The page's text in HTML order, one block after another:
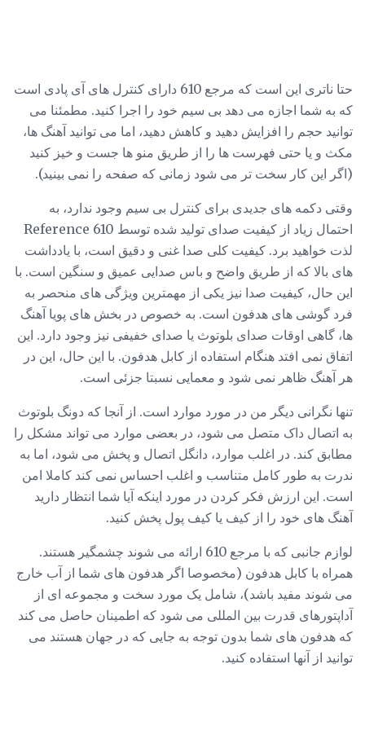
حتا ناتری این است که مرجع 610 دارای کنترل های آی پادی است
که به شما اجازه می دهد بی سیم خود را اجرا کنید. مطمئنا می
توانید حجم را افزایش دهید و کاهش دهید، اما می توانید آهنگ ها،
مکث و یا حتی فهرست ها را از طریق منو ها جست و خیز کنید
(اگر این کار سخت تر می شود زمانی که صفحه را نمی بینید).
وقتی دکمه های جدیدی برای کنترل بی سیم وجود ندارد، به
احتمال زیاد از کیفیت صدای تولید شده توسط Reference 610
لذت خواهید برد. کیفیت کلی صدا غنی و دقیق است، با یادداشت
های بالا که از طریق واضح و باس صدایی عمیق و سنگین است. با
این حال، کیفیت صدا نیز یکی از مهمترین ویژگی های منحصر به
فرد گوشی های هدفون است. به خصوص در بخش های پویا آهنگ
ها، گاهی اوقات صدای بلوتوث یا صدای خفیفی نیز وجود دارد. این
اتفاق نمی افتد هنگام استفاده از کابل هدفون. با این حال، این در
هر آهنگ ظاهر نمی شود و معمایی نسبتا جزئی است.
تنها نگرانی دیگر من در مورد موارد است. از آنجا که دونگ بلوتوث
به اتصال داک متصل می شود، در بعضی موارد می تواند مشکل را
مطابق کند. در اغلب موارد، دانگل اتصال و پخش می شود، اما به
ندرت به طور کامل متناسب و اغلب احساس نمی کند کاملا امن
است. این ارزش فکر کردن در مورد اینکه آیا شما انتظار دارید
آهنگ های خود را از کیف یا کیف پول پخش کنید.
لوازم جانبی که با مرجع 610 ارائه می شوند چشمگیر هستند.
همراه با کابل هدفون (مخصوصا اگر هدفون های شما از آب خارج
می شوند مفید باشد)، شامل یک مورد سخت و مجموعه ای از
آداپتورهای قدرت بین المللی می شود که اطمینان حاصل می کند
که هدفون های شما بدون توجه به جایی که در جهان هستند می
توانید از آنها استفاده کنید.